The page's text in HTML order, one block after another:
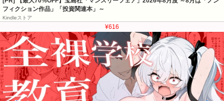
フィクション作品」「投資関連本」～
Kindleストア
¥616